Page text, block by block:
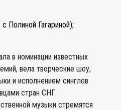
Полиной Гагариной);
в номинации известных
вела творческие шоу,
и исполнением синглов
стран СНГ.
музыки стремятся